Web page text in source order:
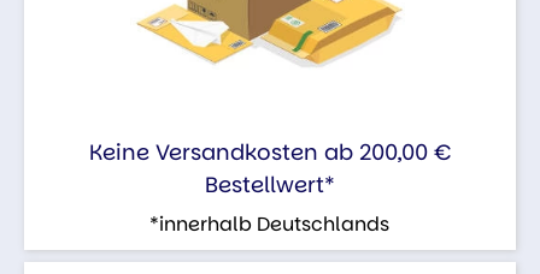
Keine Versandkosten ab 200,00 €
Bestellwert*
*innerhalb Deutschlands